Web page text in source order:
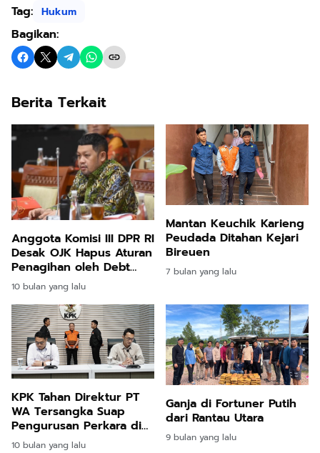
Tag: Hukum
Bagikan:
Berita Terkait
Anggota Komisi III DPR RI
Desak OJK Hapus Aturan
Penagihan oleh Debt
Collector
10 bulan yang lalu
Mantan Keuchik Karieng
Peudada Ditahan Kejari
Bireuen
7 bulan yang lalu
KPK Tahan Direktur PT
WA Tersangka Suap
Pengurusan Perkara di
MA
10 bulan yang lalu
Ganja di Fortuner Putih
dari Rantau Utara
9 bulan yang lalu